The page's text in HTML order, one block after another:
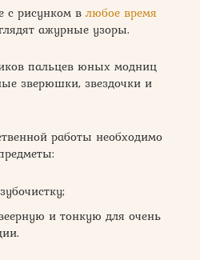
с рисунком в любое время
ажурные узоры.
пальцев юных модниц
зверюшки, звездочки и
работы необходимо
и тонкую для очень